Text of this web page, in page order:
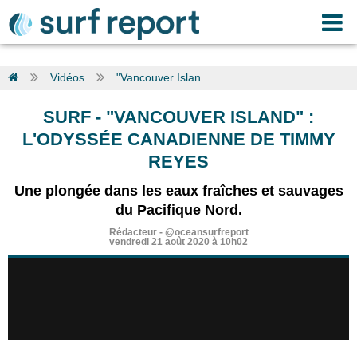
Vidéos "Vancouver Islan...
SURF - "VANCOUVER ISLAND" :
L'ODYSSÉE CANADIENNE DE TIMMY
REYES
Une plongée dans les eaux fraîches et sauvages
du Pacifique Nord.
Rédacteur- @oceansurfreport
vendredi 21 août 2020 à 10h02